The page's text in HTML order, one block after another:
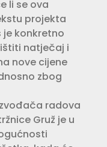
li se ova
projekta
je konkretno
natječaj i
nove cijene
zbog
radova
Gruž je u